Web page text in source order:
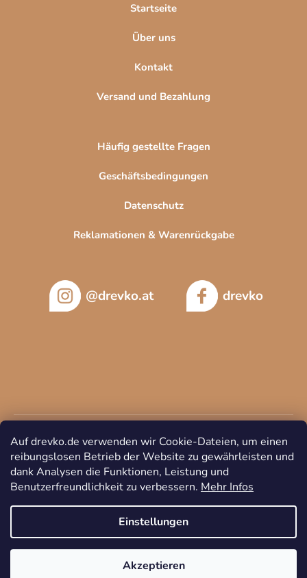
Auf drevko.de verwenden wir Cookie-Dateien, um einen
reibungslosen Betrieb der Website zu gewährleisten und
dank Analysen die Funktionen, Leistung und
Benutzerfreundlichkeit zu verbessern. Mehr Infos
Einstellungen
Akzeptieren
Startseite
Über uns
Kontakt
Versand und Bezahlung
Häufig gestellte Fragen
Geschäftsbedingungen
Datenschutz
Reklamationen & Warenrückgabe
@drevko.at drevko
Erstellt von Shoptet
Copyright 2026DREVKO. Alle Rechte vorbehalten.